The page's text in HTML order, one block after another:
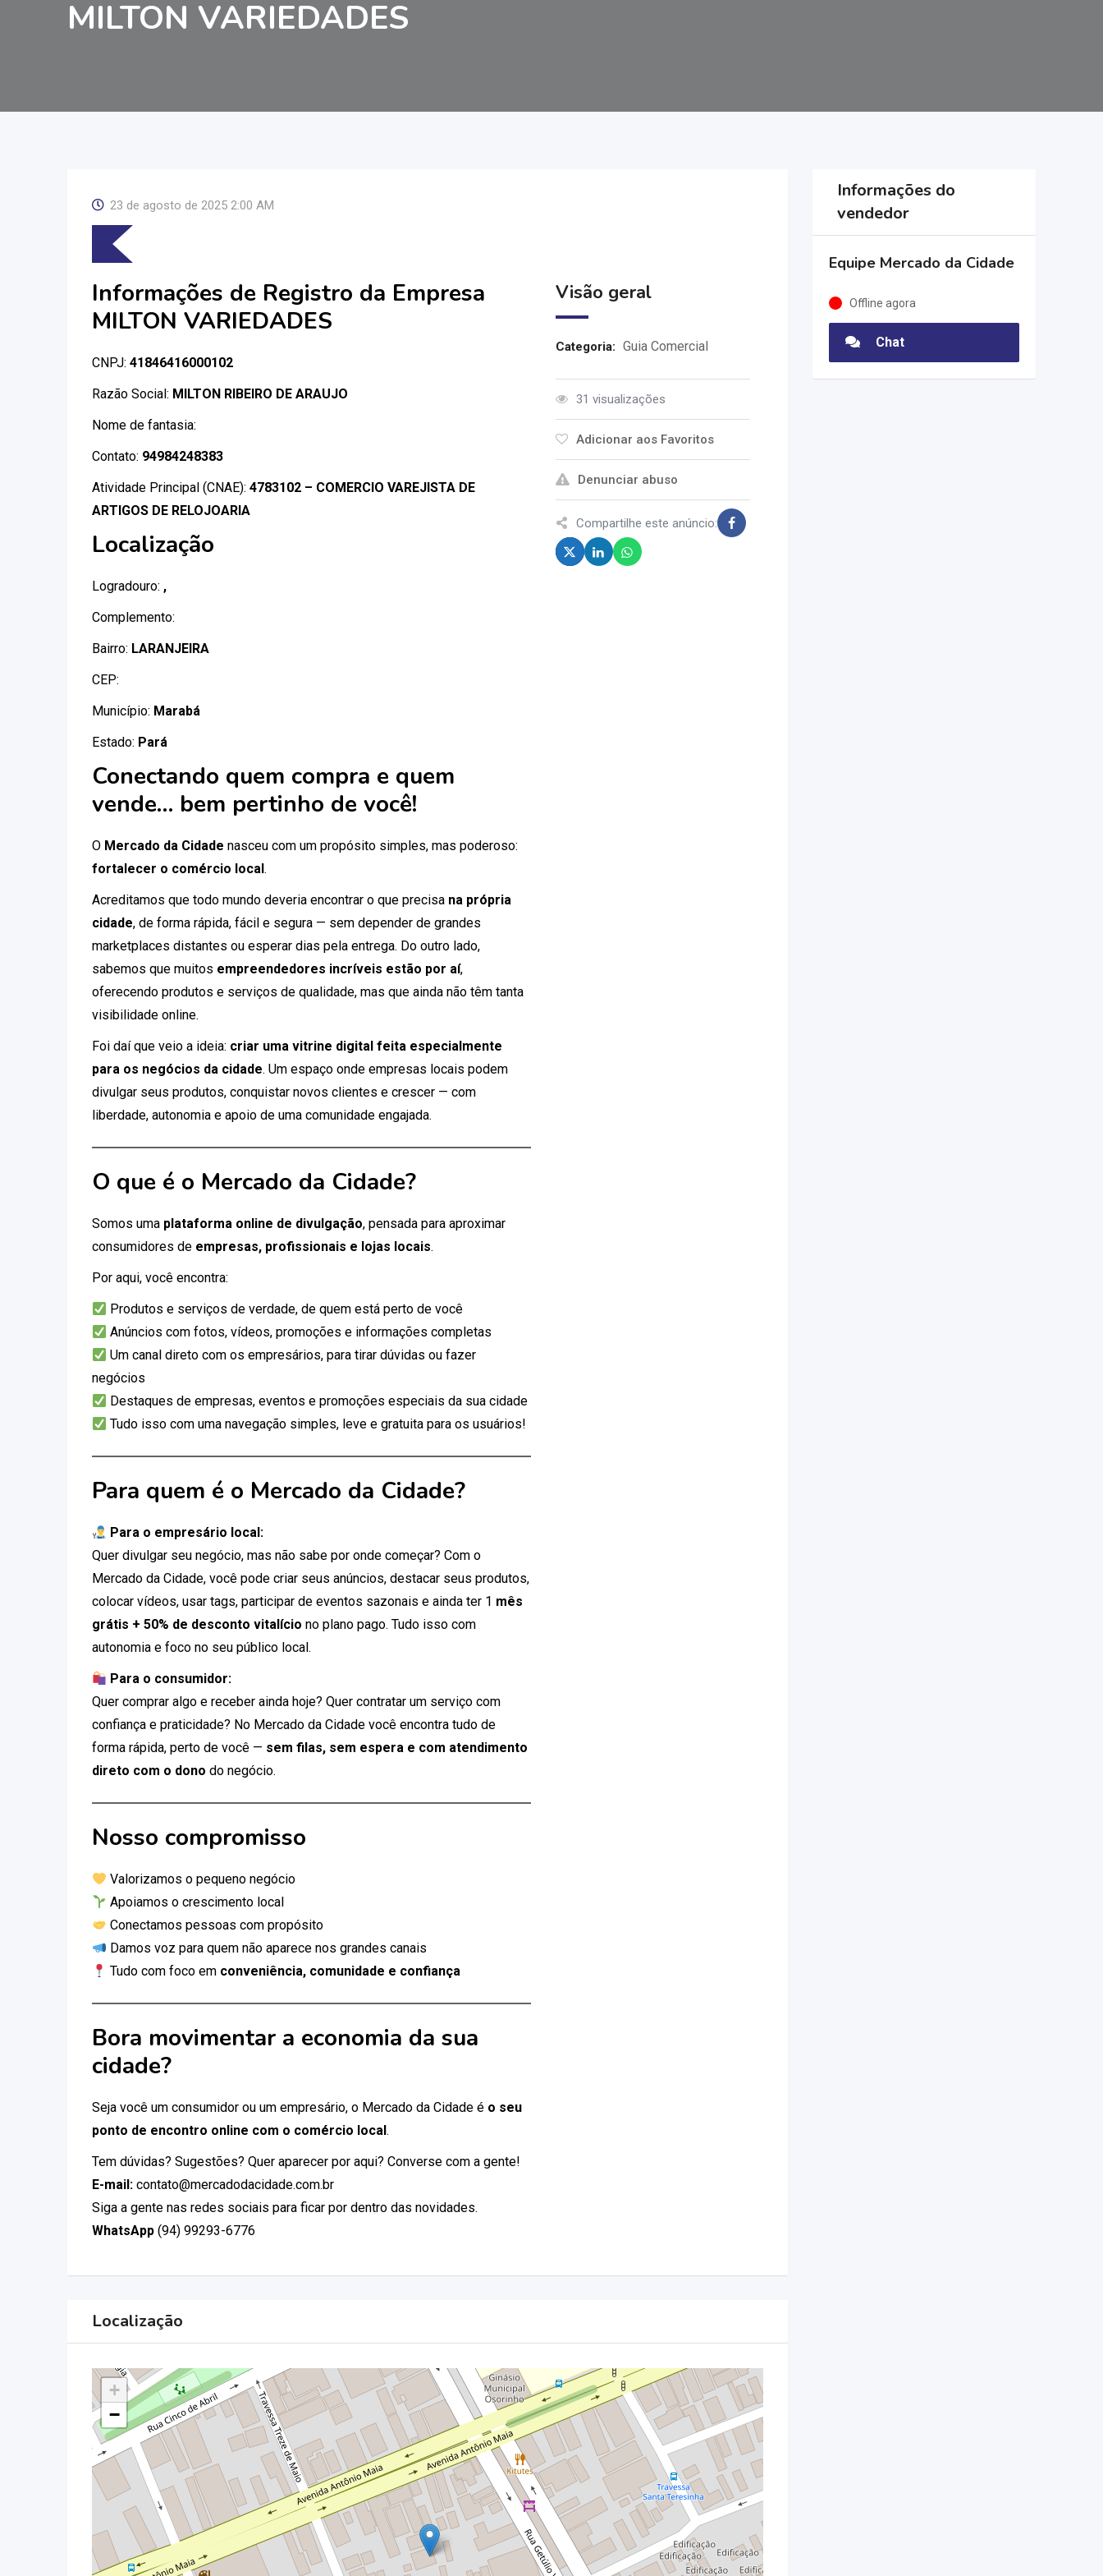
MILTON VARIEDADES
23 de agosto de 2025 2:00 AM
Informações de Registro da Empresa
MILTON VARIEDADES
CNPJ: 41846416000102
Razão Social: MILTON RIBEIRO DE ARAUJO
Nome de fantasia:
Contato: 94984248383
Atividade Principal (CNAE): 4783102 – COMERCIO VAREJISTA DE
ARTIGOS DE RELOJOARIA
Localização
Logradouro: ,
Complemento:
Bairro: LARANJEIRA
CEP:
Município: Marabá
Estado: Pará
Conectando quem compra e quem
vende… bem pertinho de você!
O Mercado da Cidade nasceu com um propósito simples, mas poderoso:
fortalecer o comércio local.
Acreditamos que todo mundo deveria encontrar o que precisa na própria
cidade, de forma rápida, fácil e segura — sem depender de grandes
marketplaces distantes ou esperar dias pela entrega. Do outro lado,
sabemos que muitos empreendedores incríveis estão por aí,
oferecendo produtos e serviços de qualidade, mas que ainda não têm tanta
visibilidade online.
Foi daí que veio a ideia: criar uma vitrine digital feita especialmente
para os negócios da cidade. Um espaço onde empresas locais podem
divulgar seus produtos, conquistar novos clientes e crescer — com
liberdade, autonomia e apoio de uma comunidade engajada.
O que é o Mercado da Cidade?
Somos uma plataforma online de divulgação, pensada para aproximar
consumidores de empresas, profissionais e lojas locais.
Por aqui, você encontra:
Produtos e serviços de verdade, de quem está perto de você
Anúncios com fotos, vídeos, promoções e informações completas
Um canal direto com os empresários, para tirar dúvidas ou fazer
negócios
Destaques de empresas, eventos e promoções especiais da sua cidade
Tudo isso com uma navegação simples, leve e gratuita para os usuários!
Para quem é o Mercado da Cidade?
Para o empresário local:
Quer divulgar seu negócio, mas não sabe por onde começar? Com o
Mercado da Cidade, você pode criar seus anúncios, destacar seus produtos,
colocar vídeos, usar tags, participar de eventos sazonais e ainda ter 1 mês
grátis + 50% de desconto vitalício no plano pago. Tudo isso com
autonomia e foco no seu público local.
Para o consumidor:
Quer comprar algo e receber ainda hoje? Quer contratar um serviço com
confiança e praticidade? No Mercado da Cidade você encontra tudo de
forma rápida, perto de você — sem filas, sem espera e com atendimento
direto com o dono do negócio.
Nosso compromisso
Valorizamos o pequeno negócio
Apoiamos o crescimento local
Conectamos pessoas com propósito
Damos voz para quem não aparece nos grandes canais
Tudo com foco em conveniência, comunidade e confiança
Bora movimentar a economia da sua
cidade?
Seja você um consumidor ou um empresário, o Mercado da Cidade é o seu
ponto de encontro online com o comércio local.
Tem dúvidas? Sugestões? Quer aparecer por aqui? Converse com a gente!
E-mail: contato@mercadodacidade.com.br
Siga a gente nas redes sociais para ficar por dentro das novidades.
WhatsApp (94) 99293-6776
Visão geral
Categoria: Guia Comercial
31 visualizações
Adicionar aos Favoritos
Denunciar abuso
Compartilhe este anúncio:
Localização
+
−
Informações do
vendedor
Equipe Mercado da Cidade
Offline agora
Chat